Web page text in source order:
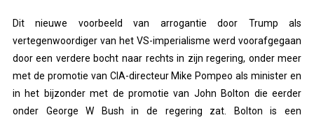
Dit nieuwe voorbeeld van arrogantie door Trump als
vertegenwoordiger van het VS-imperialisme werd voorafgegaan
door een verdere bocht naar rechts in zijn regering, onder meer
met de promotie van CIA-directeur Mike Pompeo als minister en
in het bijzonder met de promotie van John Bolton die eerder
onder George W Bush in de regering zat. Bolton is een